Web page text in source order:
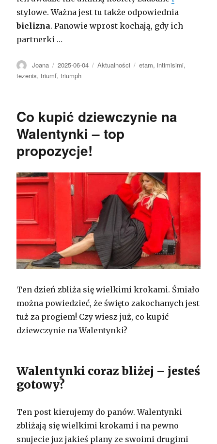
stylowe. Ważna jest tu także odpowiednia
bielizna. Panowie wprost kochają, gdy ich
partnerki …
Autor
Joana Opublikowano
2025-06-04 Kategorie
Aktualności Tagi
etam,intimisimi,
tezenis,triumf,triumph
Co kupić dziewczynie na
Walentynki – top
propozycje!
Ten dzień zbliża się wielkimi krokami. Śmiało
można powiedzieć, że święto zakochanych jest
tuż za progiem! Czy wiesz już, co kupić
dziewczynie na Walentynki?
Walentynki coraz bliżej – jesteś
gotowy?
Ten post kierujemy do panów. Walentynki
zbliżają się wielkimi krokami i na pewno
snujecie juz jakieś plany ze swoimi drugimi